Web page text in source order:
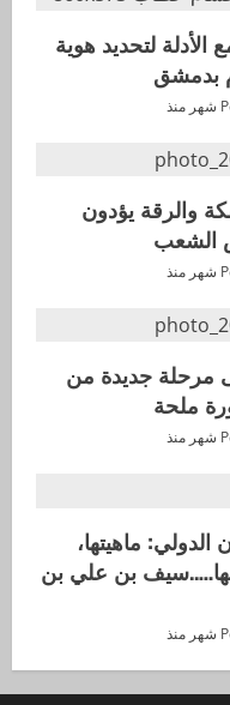
لتحديد هوية
بدمشق
والرقة يؤدون
الشعب
مرحلة جديدة من
ملحة
الدولي: ماهيتها،
عنها…..سيف بن علي بن